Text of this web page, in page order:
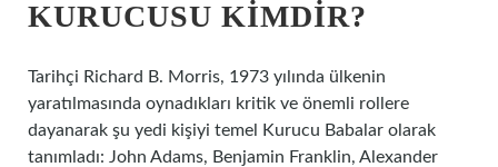
KURUCUSU KIMDIR?
Tarihçi Richard B. Morris, 1973 yılında ülkenin
yaratılmasında oynadıkları kritik ve önemli rollere
dayanarak şu yedi kişiyi temel Kurucu Babalar olarak
tanımladı: John Adams, Benjamin Franklin, Alexander